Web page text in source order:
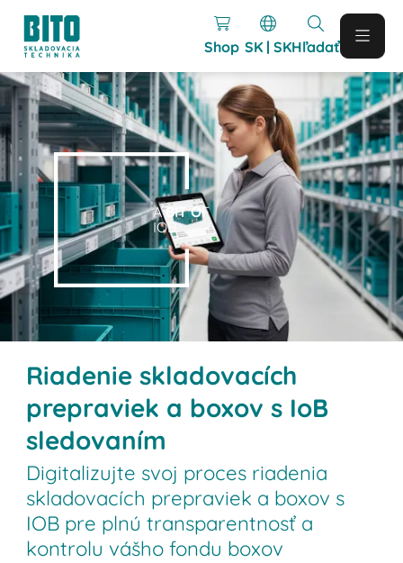
Shop SK | SKHľadať
ABIT OF
IOB.
Riadenie skladovacích
prepraviek a boxov s IoB
sledovaním
Digitalizujte svoj proces riadenia
skladovacích prepraviek a boxov s
IOB pre plnú transparentnosť a
kontrolu vášho fondu boxov